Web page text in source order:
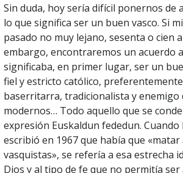
Sin duda, hoy sería difícil ponernos de
lo que significa ser un buen vasco. Si
pasado no muy lejano, sesenta o cien
embargo, encontraremos un acuerdo
significaba, en primer lugar, ser un
fiel y estricto católico,
baserritarra, tradicionalista y enemigo
modernos… Todo aquello que se
expresión Euskaldun fededun.
escribió en 1967 que había que «matar
vasquistas», se refería a esa estrecha
Dios y al tipo de fe que no permitía